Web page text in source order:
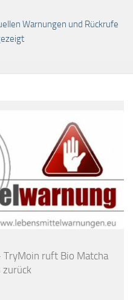
Warnungen und Rückrufe
TryMoin ruft Bio Matcha
zurück